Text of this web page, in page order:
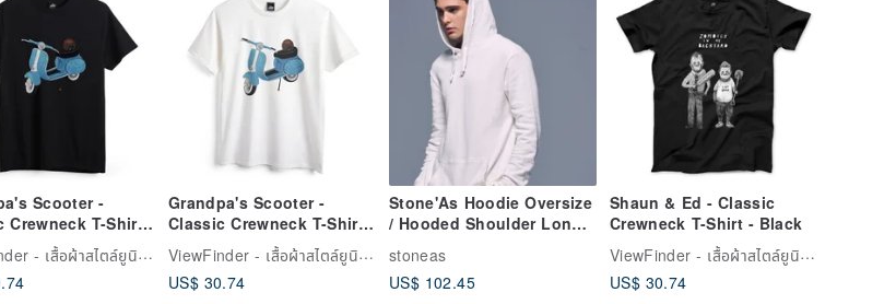
Scooter -
Grandpa's Scooter -
US$ 30.74
Stone'As Hoodie Oversize
/ Hooded Shoulder Long
T-shirt Beige
stoneas
US$ 102.45
Shaun & Ed - Classic
Crewneck T-Shirt - Black
US$ 30.74